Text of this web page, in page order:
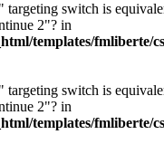
targeting switch is
2"? in
templates/fmliberte/
targeting switch is
2"? in
templates/fmliberte/